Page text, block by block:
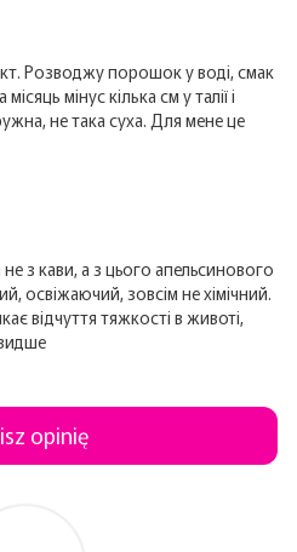
Розводжу порошок у воді, смак
мінус кілька см у талії і
не така суха. Для мене це
з кави, а з цього апельсинового
освіжаючий, зовсім не хімічний.
відчуття тяжкості в животі,
opinię